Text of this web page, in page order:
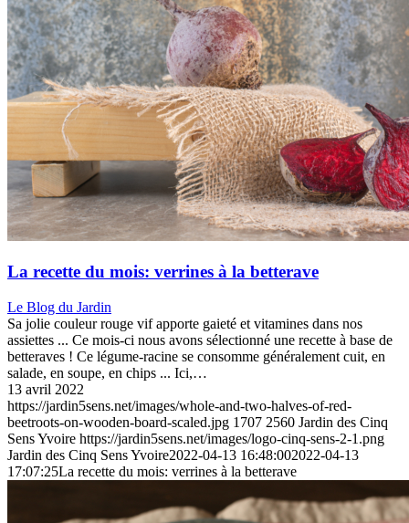
La recette du mois: verrines à la betterave
Le Blog du Jardin
Sa jolie couleur rouge vif apporte gaieté et vitamines dans nos
assiettes ... Ce mois-ci nous avons sélectionné une recette à base de
betteraves ! Ce légume-racine se consomme généralement cuit, en
salade, en soupe, en chips ... Ici,…
13 avril 2022
https://jardin5sens.net/images/whole-and-two-halves-of-red-
beetroots-on-wooden-board-scaled.jpg 1707 2560 Jardin des Cinq
Sens Yvoire https://jardin5sens.net/images/logo-cinq-sens-2-1.png
Jardin des Cinq Sens Yvoire2022-04-13 16:48:002022-04-13
17:07:25La recette du mois: verrines à la betterave